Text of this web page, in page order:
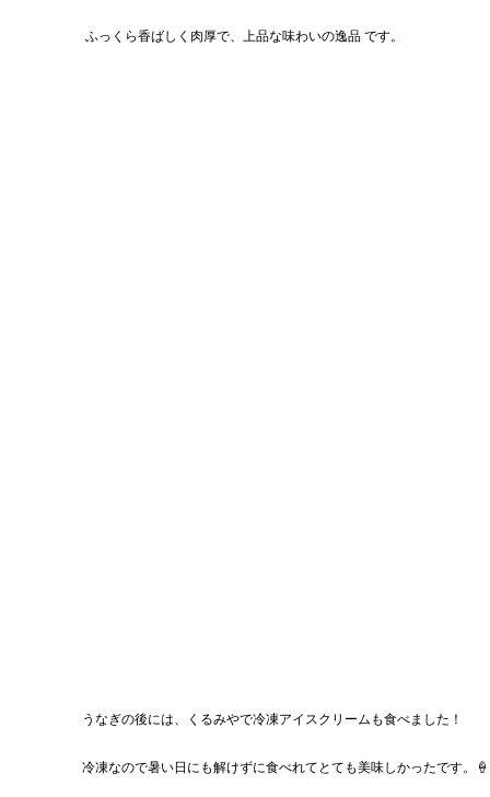
ふっくら香ばしく肉厚で、上品な味わいの逸品 です。
うなぎの後には、くるみやで冷凍アイスクリームも食べました！
冷凍なので暑い日にも解けずに食べれてとても美味しかったです。🍦